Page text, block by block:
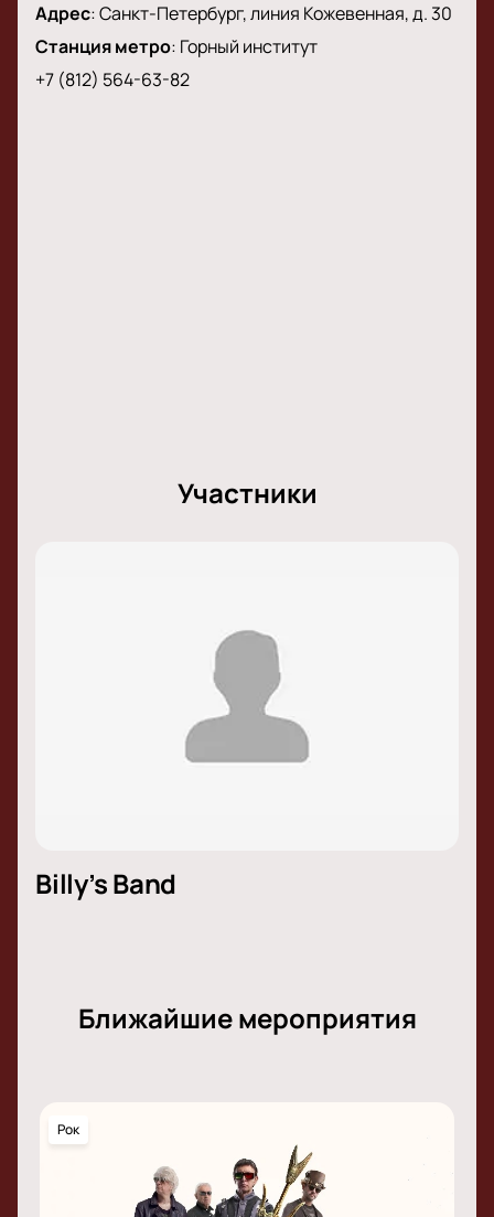
лиричном состоянии души, которое так
распространено в Петербурге.
Адрес:Санкт-Петербург, линия Кожевенная, д. 30
Станция метро: Горный институт
+7 (812) 564-63-82
Участники
Billy’s Band
Ближайшие мероприятия
Рок